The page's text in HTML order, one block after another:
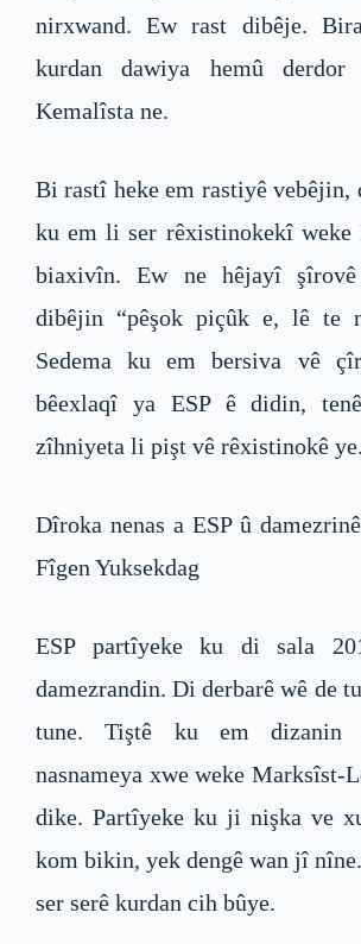
nirxwand. Ew rast dibêje.
kurdan dawiya hemû derdor
Kemalîsta ne.
Bi rastî heke em rastiyê vebêjin,
ku em li ser rêxistinokekî weke
biaxivîn. Ew ne hêjayî
dibêjin “pêşok piçûk e, lê te
Sedema ku em bersiva vê
bêexlaqî ya ESP ê didin,
zîhniyeta li pişt vê rêxistinokê ye.
Dîroka nenas a ESP û
Fîgen Yuksekdag
ESP partîyeke ku di sala
damezrandin. Di derbarê wê de
tune. Tiştê ku em dizanin
nasnameya xwe weke Marksîst-
dike. Partîyeke ku ji nişka ve
kom bikin, yek dengê wan jî
ser serê kurdan cih bûye.